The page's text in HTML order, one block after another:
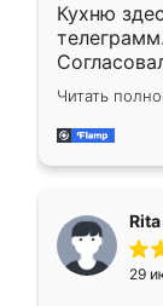
Кухню
недели
довольны
мебель за
Читать
Rita
29